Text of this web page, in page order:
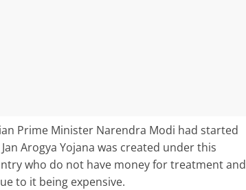
Prime Minister Narendra Modi had started
Arogya Yojana was created under this
who do not have money for treatment and
to it being expensive.